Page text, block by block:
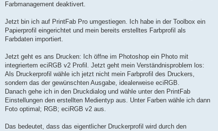
Farbmanagement deaktivert.
Jetzt bin ich auf PrintFab Pro umgestiegen. Ich habe in der Toolbox ein
Papierprofil eingerichtet und mein bereits erstelltes Farbprofil als
Farbdaten importiert.
Jetzt geht es ans Drucken: Ich öffne im Photoshop ein Photo mit
integriertem eciRGB v2 Profil. Jetzt geht mein Verständnisproblem los:
Als Druckerprofil wähle ich jetzt nicht mein Farbprofil des Druckers,
sondern das der gewünschten Ausgabe, idealerweise eciRGB.
Danach gehe ich in den Druckdialog und wähle unter den PrintFab
Einstellungen den erstellten Medientyp aus. Unter Farben wähle ich dann
Foto optimal; RGB; eciRGB v2 aus.
Das bedeutet, dass das eigentlicher Druckerprofil wird durch den